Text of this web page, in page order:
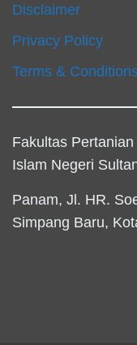
Disclaimer
Privacy Policy
Terms &
Fakultas
Islam Negeri
Panam, Jl. HR.
Simpang Baru,